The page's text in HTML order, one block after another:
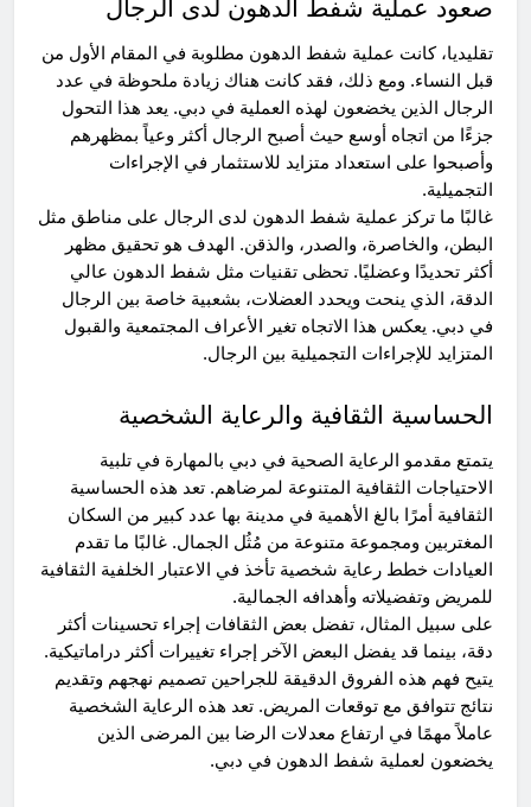
صعود عملية شفط الدهون لدى الرجال
تقليديا، كانت عملية شفط الدهون مطلوبة في المقام الأول من
قبل النساء. ومع ذلك، فقد كانت هناك زيادة ملحوظة في عدد
الرجال الذين يخضعون لهذه العملية في دبي. يعد هذا التحول
جزءًا من اتجاه أوسع حيث أصبح الرجال أكثر وعياً بمظهرهم
وأصبحوا على استعداد متزايد للاستثمار في الإجراءات
التجميلية.
غالبًا ما تركز عملية شفط الدهون لدى الرجال على مناطق مثل
البطن، والخاصرة، والصدر، والذقن. الهدف هو تحقيق مظهر
أكثر تحديدًا وعضليًا. تحظى تقنيات مثل شفط الدهون عالي
الدقة، الذي ينحت ويحدد العضلات، بشعبية خاصة بين الرجال
في دبي. يعكس هذا الاتجاه تغير الأعراف المجتمعية والقبول
المتزايد للإجراءات التجميلية بين الرجال.
الحساسية الثقافية والرعاية الشخصية
يتمتع مقدمو الرعاية الصحية في دبي بالمهارة في تلبية
الاحتياجات الثقافية المتنوعة لمرضاهم. تعد هذه الحساسية
الثقافية أمرًا بالغ الأهمية في مدينة بها عدد كبير من السكان
المغتربين ومجموعة متنوعة من مُثُل الجمال. غالبًا ما تقدم
العيادات خطط رعاية شخصية تأخذ في الاعتبار الخلفية الثقافية
للمريض وتفضيلاته وأهدافه الجمالية.
على سبيل المثال، تفضل بعض الثقافات إجراء تحسينات أكثر
دقة، بينما قد يفضل البعض الآخر إجراء تغييرات أكثر دراماتيكية.
يتيح فهم هذه الفروق الدقيقة للجراحين تصميم نهجهم وتقديم
نتائج تتوافق مع توقعات المريض. تعد هذه الرعاية الشخصية
عاملاً مهمًا في ارتفاع معدلات الرضا بين المرضى الذين
يخضعون لعملية شفط الدهون في دبي.